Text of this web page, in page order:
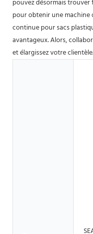
pouvez désormais
pour obtenir une
continue pour sacs
avantageux. Alors,
et élargissez votre clientèle.